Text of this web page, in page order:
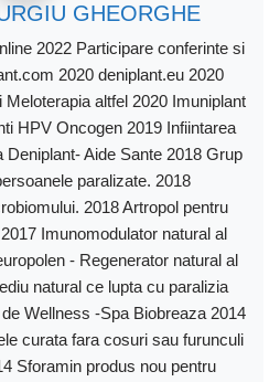
GHEORGHE
2022 Participare conferinte si
2020 deniplant.eu 2020
altfel 2020 Imuniplant
HPV Oncogen 2019 Infiintarea
Aide Sante 2018 Grup
paralizate. 2018
2018 Artropol pentru
Imunomodulator natural al
- Regenerator natural al
natural ce lupta cu paralizia
Wellness -Spa Biobreaza 2014
curata fara cosuri sau furunculi
Sforamin produs nou pentru